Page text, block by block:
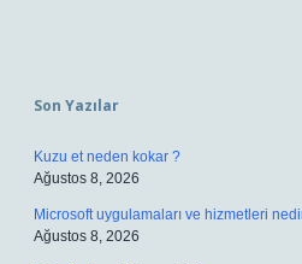
Son Yazılar
Kuzu et neden kokar ?
Ağustos 8, 2026
Microsoft uygulamaları ve hizmetleri
Ağustos 8, 2026